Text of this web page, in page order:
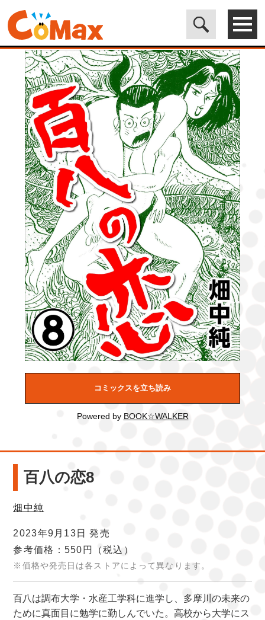
電子書籍マンガ CoMax(コマックス)公式サイト - 株式会社ICE>
LEGEND> 百八の恋8
コミックスを立ち読み
Powered by BOOK☆WALKER
百八の恋8
畑中純
2023年9月13日 発売
参考価格：550円
（税込）
※価格や発売日は各ストアによって異なります。
百八は調布大学・水産工学科に進学し、多摩川の未来の
ために真面目に勉学に勤しんでいた。高校から大学にス